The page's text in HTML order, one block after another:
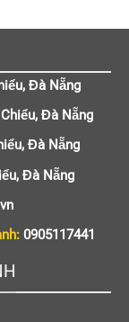
Đà Nẵng
Đà Nẵng
Đà Nẵng
Đà Nẵng
0905117441